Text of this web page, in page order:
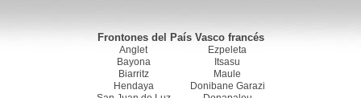
Frontones del País Vasco francés
Anglet
Bayona
Biarritz
Hendaya
Ezpeleta
Itsasu
Maule
Donibane Garazi